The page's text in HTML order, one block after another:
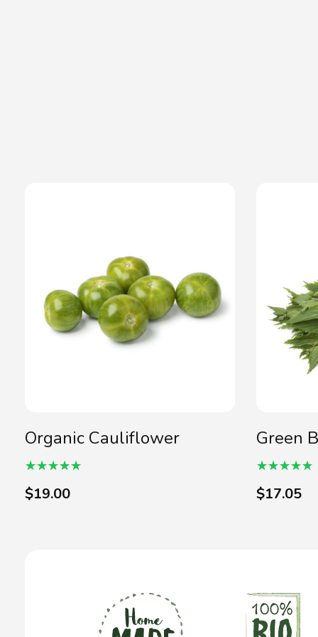
Organic Cauliflower
$19.00
Green
$17.05